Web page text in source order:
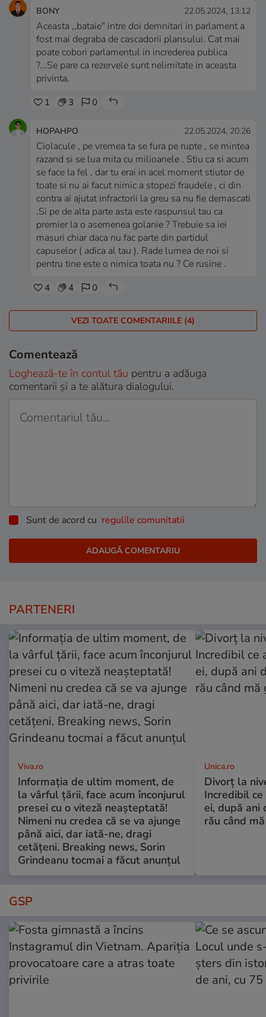
BONY 22.05.2024, 13:12
Aceasta ,,bataie" intre doi demnitari in parlament a
fost mai degraba de cascadorii plansului. Cat mai
poate cobori parlamentul in increderea publica
?...Se pare ca rezervele sunt nelimitate in aceasta
privinta.
1 3 0
HOPAHPO 22.05.2024, 20:26
Ciolacule , pe vremea ta se fura pe rupte , se mintea
razand si se lua mita cu milioanele . Stiu ca si acum
se face la fel , dar tu erai in acel moment stiutor de
toate si nu ai facut nimic a stopezi fraudele , ci din
contra ai ajutat infractorii la greu sa nu fie demascati
.Si pe de alta parte asta este raspunsul tau ca
premier la o asemenea golanie ? Trebuie sa iei
masuri chiar daca nu fac parte din partidul
capuselor ( adica al tau ). Rade lumea de noi si
pentru tine este o nimica toata nu ? Ce rusine .
4 4 0
VEZI TOATE COMENTARIILE (4)
Comentează
Loghează-te în contul tău pentru a adăuga
comentarii și a te alătura dialogului.
Sunt de acord cu regulile comunitatii
PARTENERI
Viva.ro
Informația de ultim moment, de
la vârful țării, face acum înconjurul
presei cu o viteză neașteptată!
Nimeni nu credea că se va ajunge
până aici, dar iată-ne, dragi
cetățeni. Breaking news, Sorin
Grindeanu tocmai a făcut anunțul
Unica.ro
Divorț la
Incredibil
ei, după ani
rău când
GSP